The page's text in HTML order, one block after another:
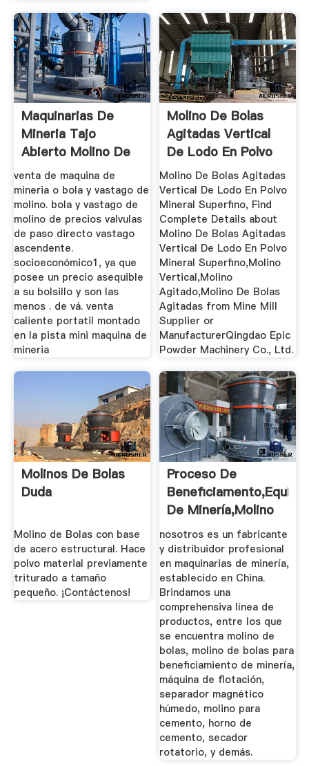
Maquinarias De
Mineria Tajo
Abierto Molino De
Bolas ...
venta de maquina de
mineria o bola y vastago de
molino. bola y vastago de
molino de precios valvulas
de paso directo vastago
ascendente.
socioeconómico1, ya que
posee un precio asequible
a su bolsillo y son las
menos . de vá. venta
caliente portatil montado
en la pista mini maquina de
mineria
Molino De Bolas
Agitadas Vertical
De Lodo En Polvo
Mineral ...
Molino De Bolas Agitadas
Vertical De Lodo En Polvo
Mineral Superfino, Find
Complete Details about
Molino De Bolas Agitadas
Vertical De Lodo En Polvo
Mineral Superfino,Molino
Vertical,Molino
Agitado,Molino De Bolas
Agitadas from Mine Mill
Supplier or
ManufacturerQingdao Epic
Powder Machinery Co., Ltd.
Molinos De Bolas
Duda
Molino de Bolas con base
de acero estructural. Hace
polvo material previamente
triturado a tamaño
pequeño. ¡Contáctenos!
Proceso De
De Minería,Molino
Para .
nosotros es un fabricante
y distribuidor profesional
en maquinarias de minería,
establecido en China.
Brindamos una
comprehensiva línea de
productos, entre los que
se encuentra molino de
bolas, molino de bolas para
beneficiamiento de minería,
máquina de flotación,
separador magnético
húmedo, molino para
cemento, horno de
cemento, secador
rotatorio, y demás.